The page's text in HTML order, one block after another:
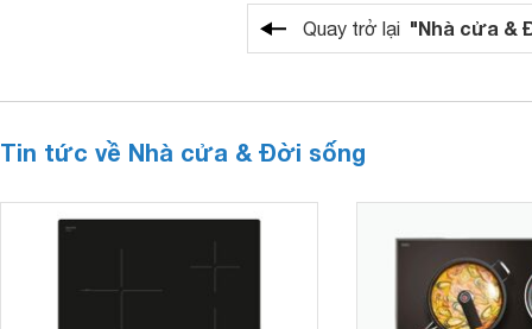
Quay trở lại "Nhà cửa &
Tin tức về Nhà cửa & Đời sống